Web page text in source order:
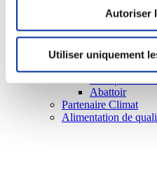
Autoriser
Utiliser uniquement
Abattoir
Partenaire Climat
Alimentation de